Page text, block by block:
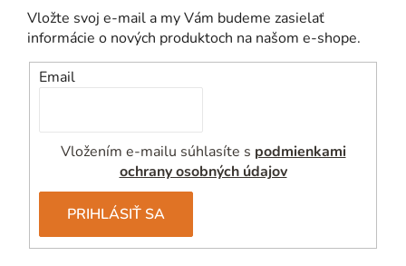
Vložte svoj e-mail a my Vám budeme zasielať
informácie o nových produktoch na našom e-shope.
Email
Vložením e-mailu súhlasíte s podmienkami
ochrany osobných údajov
PRIHLÁSIŤ SA